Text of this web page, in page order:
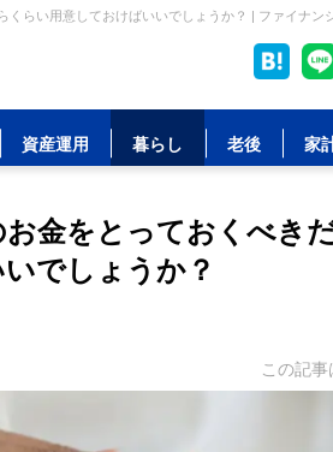
らい用意しておけばいいでしょうか？ | ファイナン
資産運用 暮らし 老後 家
金をとっておくべき
でしょうか？
この記事